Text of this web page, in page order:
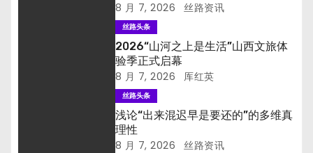
8 月 7, 2026 丝路资讯
丝路头条
2026“山河之上是生活”山西文旅体
验季正式启幕
8 月 7, 2026 厍红英
丝路头条
浅论“出来混迟早是要还的”的多维真
理性
8 月 7, 2026 丝路资讯